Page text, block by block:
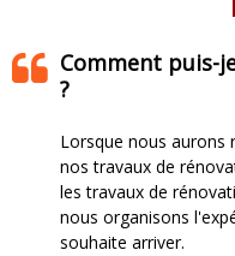
Comment puis-
?
Lorsque nous aurons
nos travaux de
les travaux de
nous organisons
souhaite arriver.​​​​​​​